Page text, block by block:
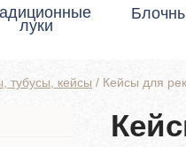
луки
тубусы, кейсы / Кейсы для